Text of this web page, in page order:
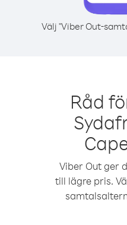
Välj "Viber Out-
Råd
Viber Out ger
till lägre pris.